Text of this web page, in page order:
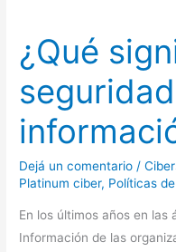
¿Qué
Dejá un comentario /
Platinum ciber, Políticas
En los últimos años en las
Información de las
GRC
en
seguridad
información?
(Parte